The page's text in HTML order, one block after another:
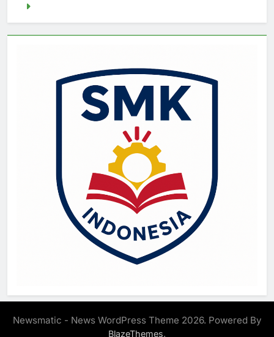
Newsmatic - News WordPress Theme 2026. Powered By
BlazeThemes.